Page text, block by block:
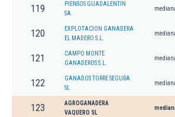
119
PIENSOS GUADALENTIN
SA.
120
EXPLOTACION GANADERA
EL MADERO S.L.
121
CAMPO MONTE
GANADEROS S.L.
122
GANADOS TORRE SEGURA
SL
123
AGROGANADERA
VAQUERO SL